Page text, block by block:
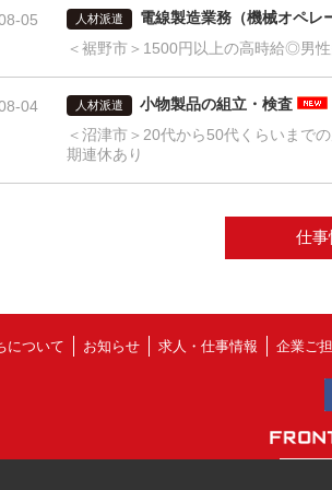
05 人材派遣
電線製造業務（機械オペレ
＜裾野市＞1500円以上の高時給◎男
04 人材派遣
小物製品の組立・検査
＜沼津市＞20代から50代くらいまで
期連休あり
仕
について お知らせ 求人・仕事情報 企業ご